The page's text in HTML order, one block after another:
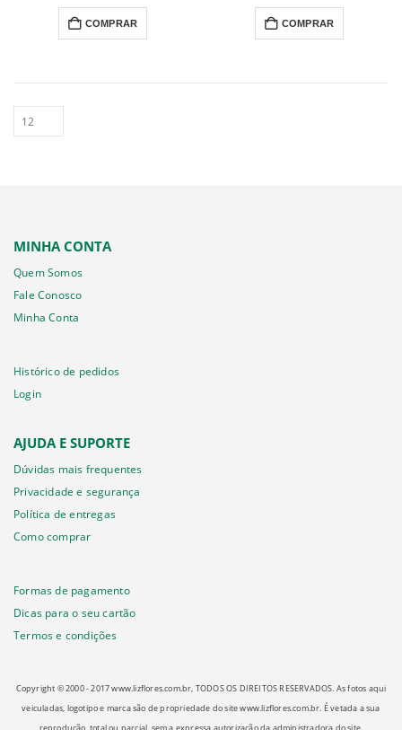
na
COMPRAR COMPRAR
MINHA CONTA
Quem Somos
Fale Conosco
Minha Conta
Histórico de pedidos
Login
AJUDA E SUPORTE
Dúvidas mais frequentes
Privacidade e segurança
Política de entregas
Como comprar
Formas de pagamento
Dicas para o seu cartão
Termos e condições
Copyright © 2000 - ­2017 www.lizflores.com.br, TODOS OS DIREITOS RESERVADOS. As fotos aqui
veiculadas, logotipo e marca são de propriedade do site www.lizflores.com.br. É vetada a sua
reprodução, total ou parcial, sem a expressa autorização da administradora do site.